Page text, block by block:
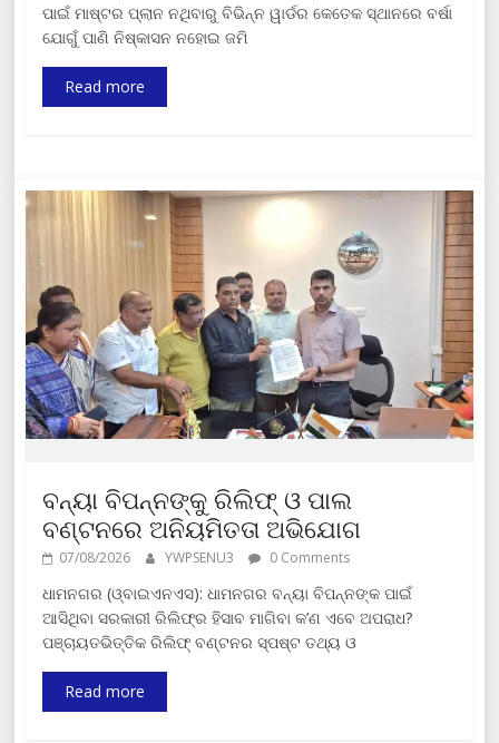
ପାଇଁ ମାଷ୍ଟର ପ୍ଲାନ ନଥିବାରୁ ବିଭିନ୍ନ ୱାର୍ଡର କେତେକ ସ୍ଥାନରେ ବର୍ଷା
ଯୋଗୁଁ ପାଣି ନିଷ୍କାସନ ନହୋଇ ଜମି
Read more
ବନ୍ୟା ବିପନ୍ନଙ୍କୁ ରିଲିଫ୍‌ ଓ ପାଲ
ବଣ୍ଟନରେ ଅନିୟମିତତା ଅଭିଯୋଗ
07/08/2026 YWPSENU3 0 Comments
ଧାମନଗର (ଓ୍ବାଇଏନଏସ): ଧାମନଗର ବନ୍ୟା ବିପନ୍ନଙ୍କ ପାଇଁ
ଆସିଥିବା ସରକାରୀ ରିଲିଫ୍‌ର ହିସାବ ମାଗିବା କ’ଣ ଏବେ ଅପରାଧ?
ପଞ୍ଚାୟତଭିତ୍ତିକ ରିଲିଫ୍‌ ବଣ୍ଟନର ସ୍ପଷ୍ଟ ତଥ୍ୟ ଓ
Read more